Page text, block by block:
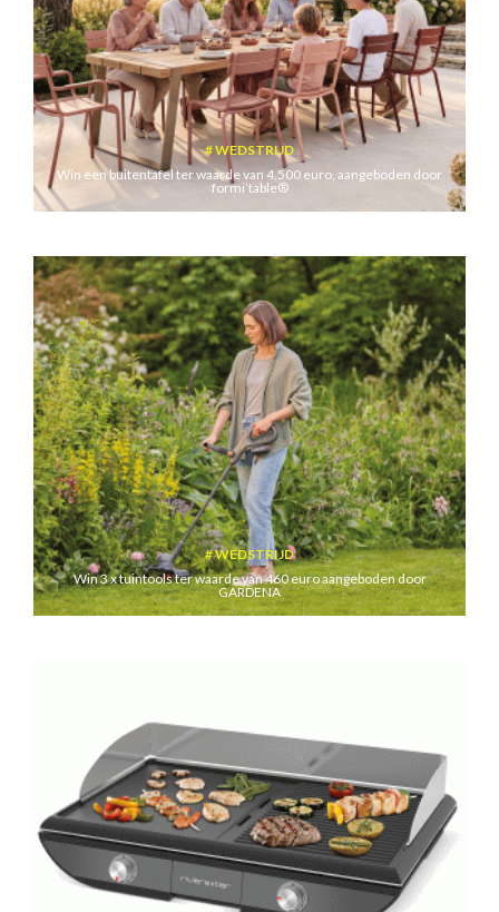
WEDSTRIJD
Win een buitentafel ter waarde van 4.500 euro, aangeboden door
formi’table®
WEDSTRIJD
Win 3 x tuintools ter waarde van 460 euro aangeboden door
GARDENA